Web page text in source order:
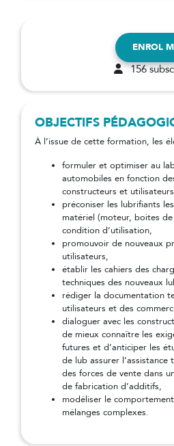
ENROL
156
OBJECTIFS
À l’issue de cette formation, les
formuler et optimiser au
automobiles en fonction
constructeurs et
préconiser les lubrifiants
matériel (moteur, boites
condition d’utilisation,
promouvoir de nouveaux
utilisateurs,
établir les cahiers des
techniques des nouveaux
rédiger la documentation
utilisateurs et des
dialoguer avec les
de mieux connaître les
futures et d’anticiper les
de lub assurer
des forces de vente dans
de fabrication d’additifs,
modéliser le
mélanges complexes.